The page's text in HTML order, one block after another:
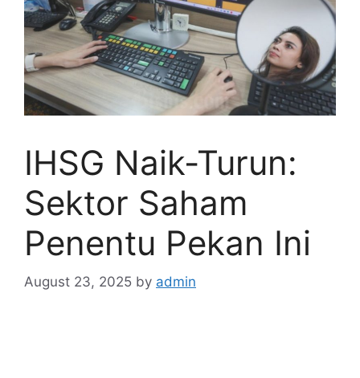
IHSG Naik-Turun:
Sektor Saham
Penentu Pekan Ini
August 23, 2025 by admin